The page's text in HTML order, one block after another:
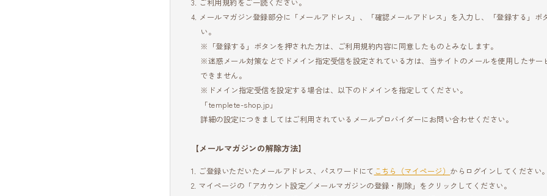
ご利用規約をご一読ください。
メールマガジン登録部分に「メールアドレス」、「確認メールアドレス」を入力し、「登録する」ボ
い。
※「登録する」ボタンを押された方は、ご利用規約内容に同意したものとみなします。
※迷惑メール対策などでドメイン指定受信を設定されている方は、当サイトのメールを使用したサー
できません。
※ドメイン指定受信を設定する場合は、以下のドメインを指定してください。
「templete-shop.jp」
詳細の設定につきましてはご利用されているメールプロバイダーにお問い合わせください。
【メールマガジンの解除方法】
ご登録いただいたメールアドレス、パスワードにて こちら（マイページ） からログインしてください。
マイページの「アカウント設定／メールマガジンの登録・削除」をクリックしてください。